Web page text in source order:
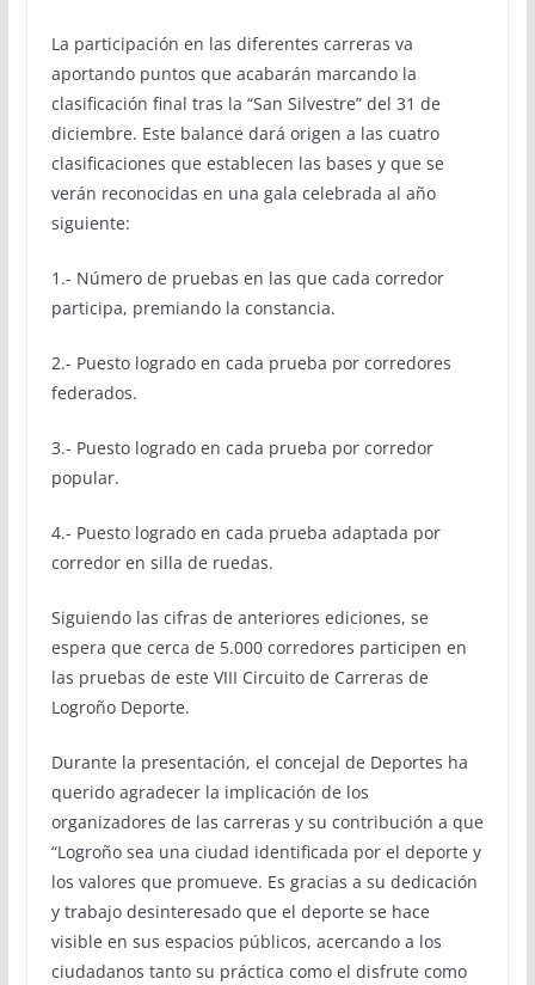
La participación en las diferentes carreras va
aportando puntos que acabarán marcando la
clasificación final tras la “San Silvestre” del 31 de
diciembre. Este balance dará origen a las cuatro
clasificaciones que establecen las bases y que se
verán reconocidas en una gala celebrada al año
siguiente:
1.- Número de pruebas en las que cada corredor
participa, premiando la constancia.
2.- Puesto logrado en cada prueba por corredores
federados.
3.- Puesto logrado en cada prueba por corredor
popular.
4.- Puesto logrado en cada prueba adaptada por
corredor en silla de ruedas.
Siguiendo las cifras de anteriores ediciones, se
espera que cerca de 5.000 corredores participen en
las pruebas de este VIII Circuito de Carreras de
Logroño Deporte.
Durante la presentación, el concejal de Deportes ha
querido agradecer la implicación de los
organizadores de las carreras y su contribución a que
“Logroño sea una ciudad identificada por el deporte y
los valores que promueve. Es gracias a su dedicación
y trabajo desinteresado que el deporte se hace
visible en sus espacios públicos, acercando a los
ciudadanos tanto su práctica como el disfrute como